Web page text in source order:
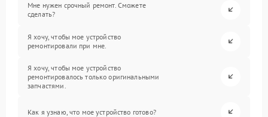
Мне нужен срочный ремонт. Сможете
сделать?
Я хочу, чтобы мое устройство
ремонтировали при мне.
Я хочу, чтобы мое устройство
ремонтировалось только оригинальными
запчастями.
Как я узнаю, что мое устройство готово?